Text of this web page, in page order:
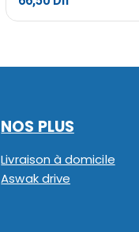
NOS PLUS
Livraison à domicile
Aswak drive